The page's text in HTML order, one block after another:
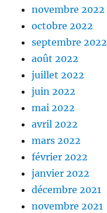
novembre 2022
octobre 2022
septembre 2022
août 2022
juillet 2022
juin 2022
mai 2022
avril 2022
mars 2022
février 2022
janvier 2022
décembre 2021
novembre 2021